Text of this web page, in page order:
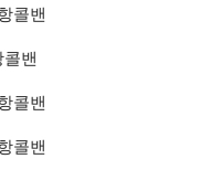
콜밴
밴
콜밴
콜밴